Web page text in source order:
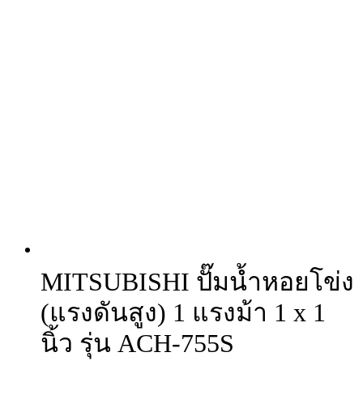
MITSUBISHI ปั๊มน้ำหอยโข่ง
(แรงดันสูง) 1 แรงม้า 1 x 1
นิ้ว รุ่น ACH-755S